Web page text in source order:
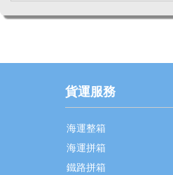
貨運服務
海運整箱
海運拼箱
鐵路拼箱